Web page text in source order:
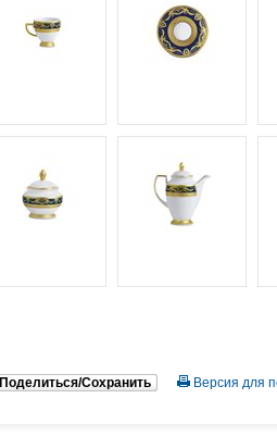
Поделиться/Сохранить Версия для